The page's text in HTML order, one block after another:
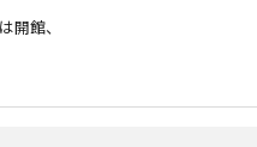
開館、